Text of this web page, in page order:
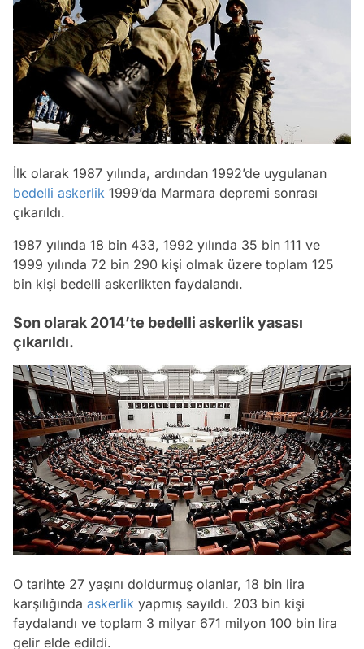
İlk olarak 1987 yılında, ardından 1992’de uygulanan
bedelli askerlik 1999’da Marmara depremi sonrası
çıkarıldı.
1987 yılında 18 bin 433, 1992 yılında 35 bin 111 ve
1999 yılında 72 bin 290 kişi olmak üzere toplam 125
bin kişi bedelli askerlikten faydalandı.
Son olarak 2014’te bedelli askerlik yasası
çıkarıldı.
O tarihte 27 yaşını doldurmuş olanlar, 18 bin lira
karşılığında askerlik yapmış sayıldı. 203 bin kişi
faydalandı ve toplam 3 milyar 671 milyon 100 bin lira
gelir elde edildi.
Video